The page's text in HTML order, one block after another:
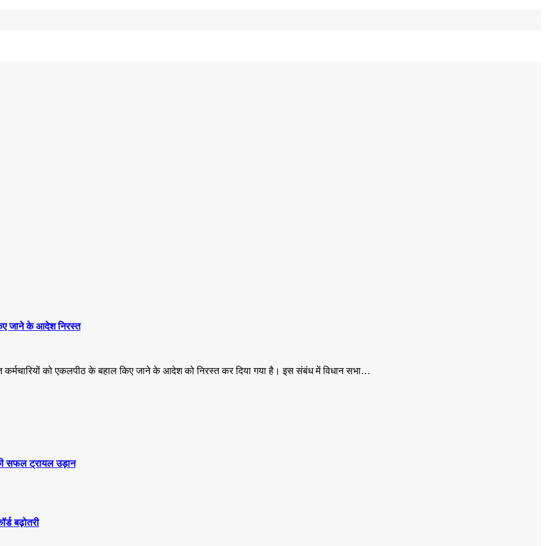
जाने के आदेश निरस्त
कर्मचारियों को एकलपीठ के बहाल किए जाने के आदेश को निरस्त कर दिया गया है। इस संबंध में विधान सभा…
सफल ट्रायल उड़ान
बढ़ोतरी